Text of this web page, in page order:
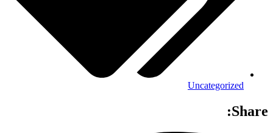
Uncategorized
Share: